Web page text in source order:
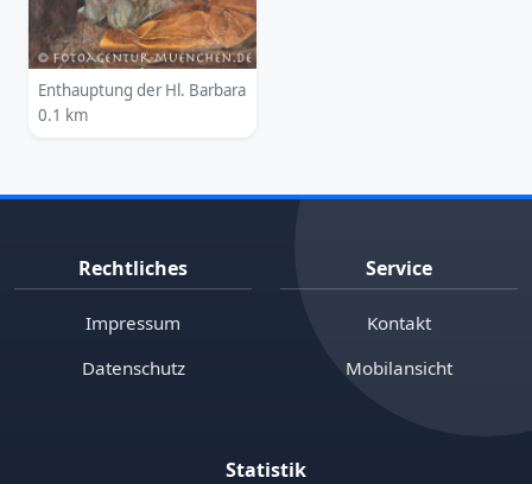
Enthauptung der Hl. Barbara
0.1 km
Rechtliches
Impressum
Datenschutz
Service
Kontakt
Mobilansicht
Statistik